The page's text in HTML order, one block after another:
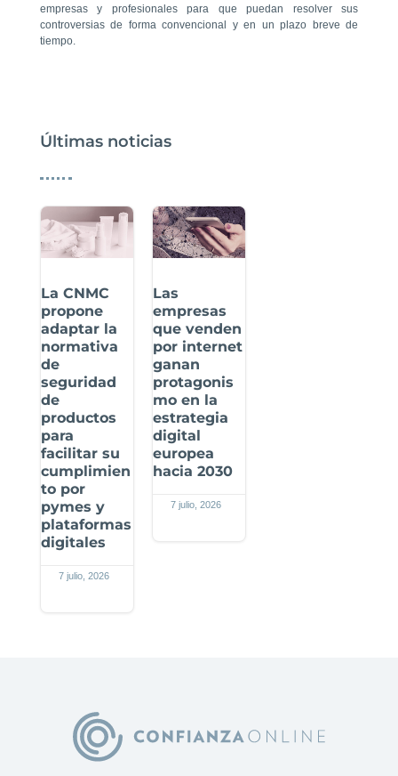
empresas y profesionales para que puedan resolver sus
controversias de forma convencional y en un plazo breve de
tiempo.
Últimas noticias
La CNMC
propone
adaptar la
normativa
de
seguridad
de
productos
para
facilitar su
cumplimien
to por
pymes y
plataformas
digitales
7 julio, 2026
Las
empresas
que venden
por internet
ganan
protagonis
mo en la
estrategia
digital
europea
hacia 2030
7 julio, 2026